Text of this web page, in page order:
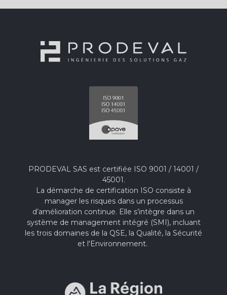
PRODEVAL SAS est certifiée ISO 9001 / 14001 /
45001.
La démarche de certification ISO consiste à
manager les risques dans un processus
d’amélioration continue. Elle s’intègre dans un
système de management intégré (SMI), incluant
les trois domaines de la QSE, la Qualité, la Sécurité
et l'Environnement.